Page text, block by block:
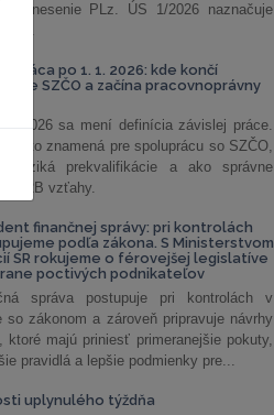
Uznesenie PLz. ÚS 1/2026 naznačuje
od...
práca po 1. 1. 2026: kde končí
SZČO a začína pracovnoprávny
1. 2026 sa mení definícia závislej práce.
čo to znamená pre spoluprácu so SZČO,
riziká prekvalifikácie a ako správne
B2B vzťahy.
finančnej správy: pri kontrolách
podľa zákona. S Ministerstvom
SR rokujeme o férovejšej legislatíve
poctivých podnikateľov
správa postupuje pri kontrolách v
so zákonom a zároveň pripravuje návrhy
ktoré majú priniesť primeranejšie pokuty,
pravidlá a lepšie podmienky pre...
uplynulého týždňa